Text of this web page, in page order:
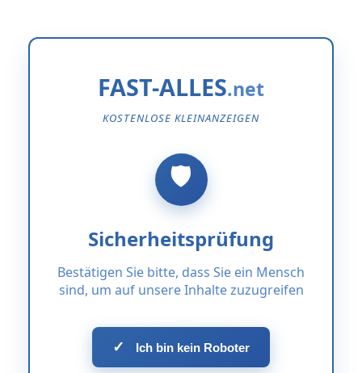
FAST-ALLES
KOSTENLOSE KLEINANZEIGEN
Sicherheitsprüfung
Bestätigen Sie bitte, dass Sie ein Mensch
sind, um auf unsere Inhalte zuzugreifen
✓ Ich bin kein Roboter